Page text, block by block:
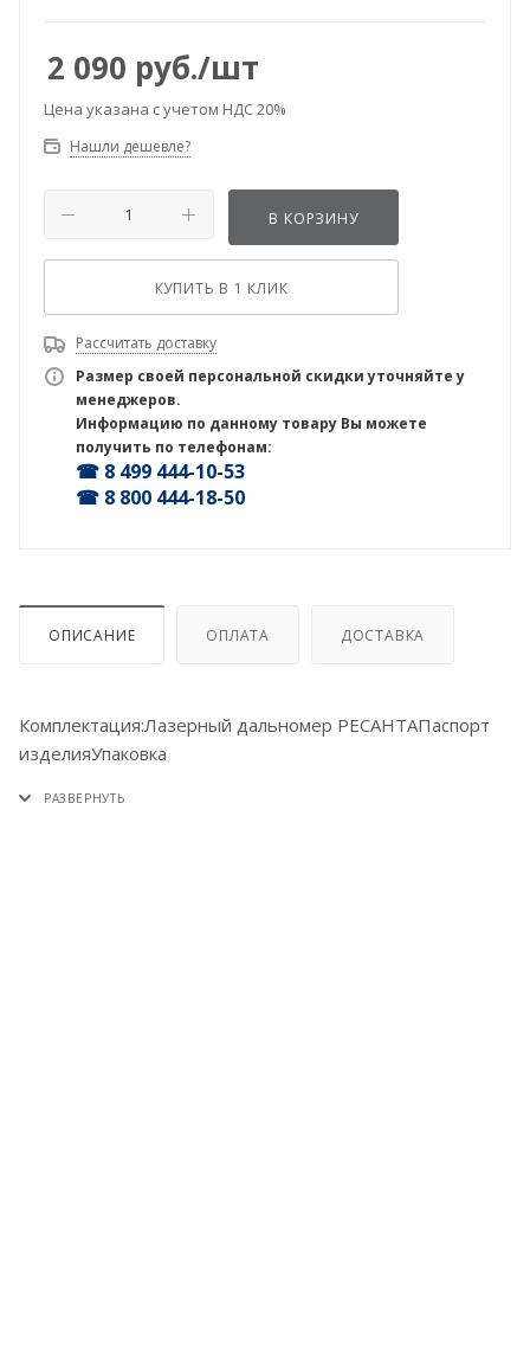
2 090 руб./шт
Цена указана с учетом НДС 20%
Нашли дешевле?
В КОРЗИНУ
КУПИТЬ В 1 КЛИК
Рассчитать доставку
Размер своей персональной скидки уточняйте у
менеджеров.
Информацию по данному товару Вы можете
получить по телефонам:
☎ 8 499 444-10-53
☎ 8 800 444-18-50
ОПИСАНИЕ ОПЛАТА ДОСТАВКА
Комплектация:Лазерный дальномер РЕСАНТАПаспорт
изделияУпаковка